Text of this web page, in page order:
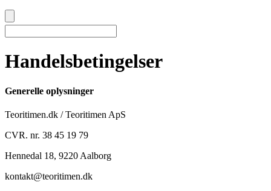
Handelsbetingelser
Generelle oplysninger
Teoritimen.dk / Teoritimen ApS
CVR. nr. 38 45 19 79
Hennedal 18, 9220 Aalborg
kontakt@teoritimen.dk